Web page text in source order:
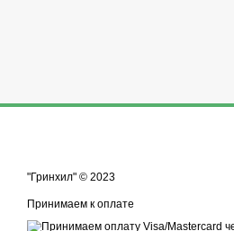
"Гринхил" © 2023
Принимаем к оплате